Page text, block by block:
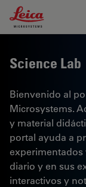
Leica
Science Lab
Bienvenido al
Microsystems.
y material
portal ayuda a
diario y en sus
interactivos y